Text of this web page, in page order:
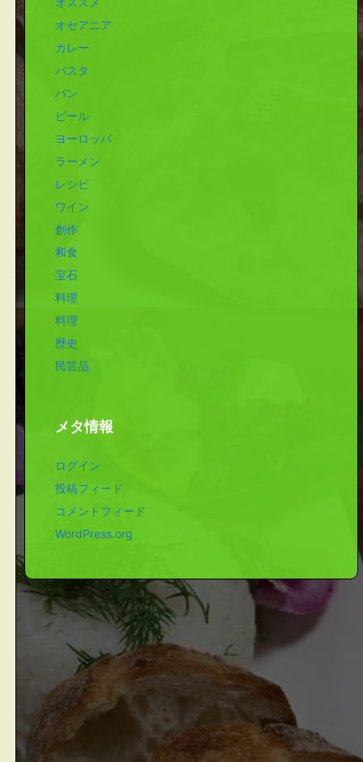
オセアニア
カレー
パスタ
パン
ビール
ヨーロッパ
ラーメン
レシピ
ワイン
創作
和食
宝石
料理
料理
歴史
民芸品
メタ情報
ログイン
投稿フィード
コメントフィード
WordPress.org